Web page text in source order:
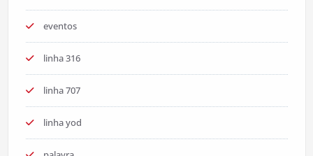
eventos
linha 316
linha 707
linha yod